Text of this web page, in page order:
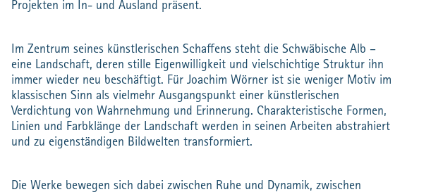
Projekten im In- und Ausland präsent.
Im Zentrum seines künstlerischen Schaffens steht die Schwäbische Alb –
eine Landschaft, deren stille Eigenwilligkeit und vielschichtige Struktur ihn
immer wieder neu beschäftigt. Für Joachim Wörner ist sie weniger Motiv im
klassischen Sinn als vielmehr Ausgangspunkt einer künstlerischen
Verdichtung von Wahrnehmung und Erinnerung. Charakteristische Formen,
Linien und Farbklänge der Landschaft werden in seinen Arbeiten abstrahiert
und zu eigenständigen Bildwelten transformiert.
Die Werke bewegen sich dabei zwischen Ruhe und Dynamik, zwischen